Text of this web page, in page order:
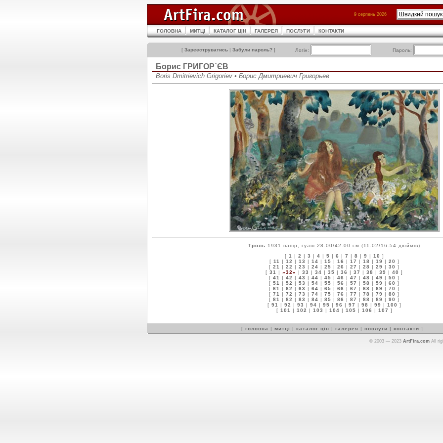
9 серпень 2026
ГОЛОВНА МИТЦІ КАТАЛОГ ЦІН ГАЛЕРЕЯ ПОСЛУГИ КОНТАКТИ
[ Зареєструватись | Забули пароль? ] Логін: Пароль:
Борис ГРИГОР`ЄВ
Boris Dmitrievich Grigoriev • Борис Дмитриевич Григорьев
Троль 1931 папір, гуаш 28.00/42.00 см (11.02/16.54 дюймів)
[ 1 | 2 | 3 | 4 | 5 | 6 | 7 | 8 | 9 | 10 ]
[ 11 | 12 | 13 | 14 | 15 | 16 | 17 | 18 | 19 | 20 ]
[ 21 | 22 | 23 | 24 | 25 | 26 | 27 | 28 | 29 | 30 ]
[ 31 | »32« | 33 | 34 | 35 | 36 | 37 | 38 | 39 | 40 ]
[ 41 | 42 | 43 | 44 | 45 | 46 | 47 | 48 | 49 | 50 ]
[ 51 | 52 | 53 | 54 | 55 | 56 | 57 | 58 | 59 | 60 ]
[ 61 | 62 | 63 | 64 | 65 | 66 | 67 | 68 | 69 | 70 ]
[ 71 | 72 | 73 | 74 | 75 | 76 | 77 | 78 | 79 | 80 ]
[ 81 | 82 | 83 | 84 | 85 | 86 | 87 | 88 | 89 | 90 ]
[ 91 | 92 | 93 | 94 | 95 | 96 | 97 | 98 | 99 | 100 ]
[ 101 | 102 | 103 | 104 | 105 | 106 | 107 ]
[ головна | митці | каталог цін | галерея | послуги | контакти ]
© 2003 — 2023 ArtFira.com All